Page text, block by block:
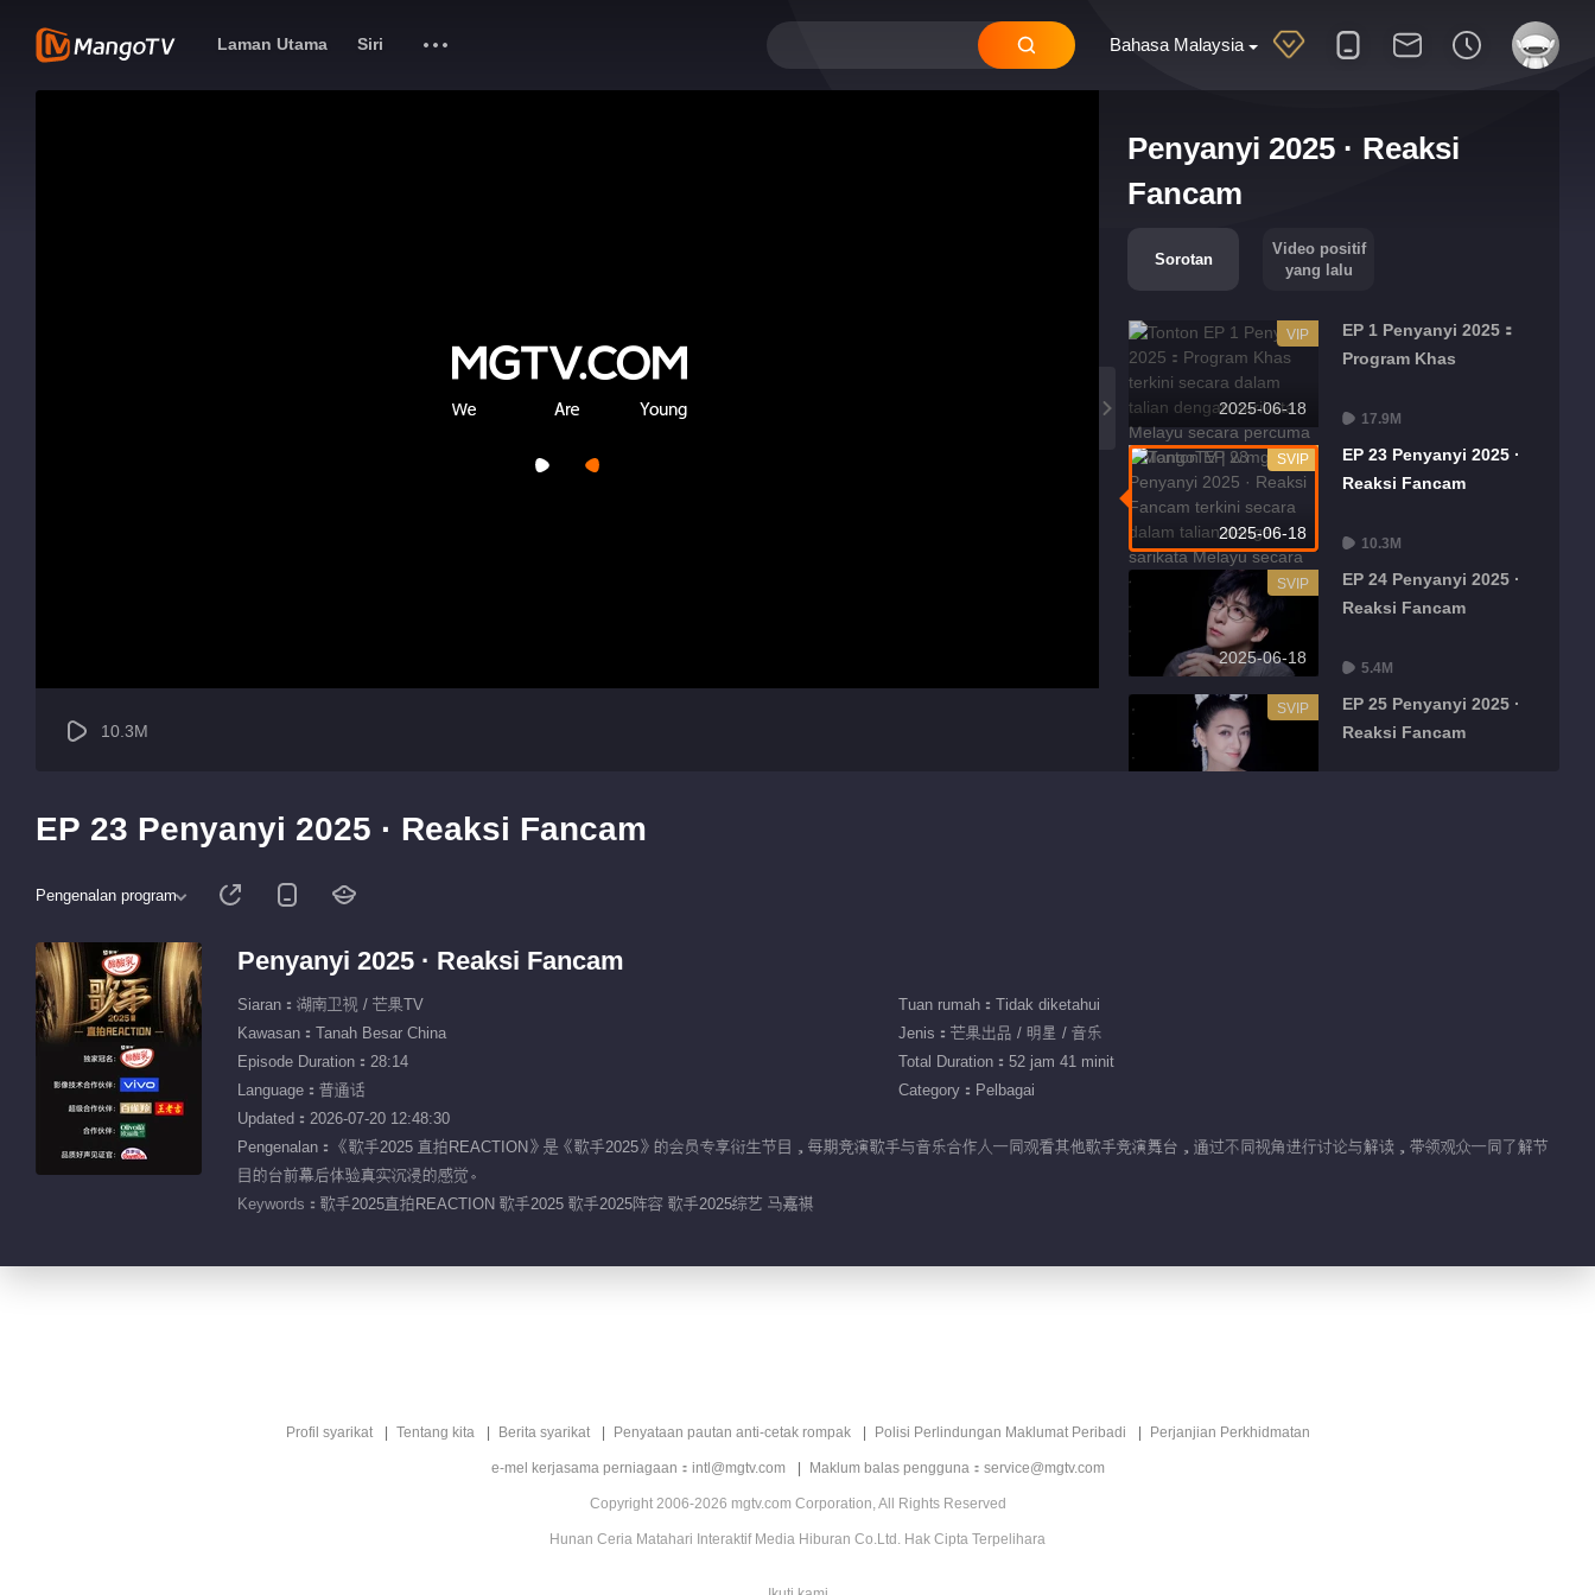
Bahasa Malaysia
Laman Utama Siri
Penyanyi 2025 · Reaksi
Fancam
Sorotan
Video positif
yang lalu
2025-06-18
VIP
EP 1 Penyanyi 2025：
Program Khas
17.9M
2025-06-18
SVIP
EP 23 Penyanyi 2025 ·
Reaksi Fancam
10.3M
2025-06-18
SVIP
EP 24 Penyanyi 2025 ·
Reaksi Fancam
5.4M
SVIP
EP 25 Penyanyi 2025 ·
Reaksi Fancam
10.3M
EP 23 Penyanyi 2025 · Reaksi Fancam
Pengenalan program
Penyanyi 2025 · Reaksi Fancam
Siaran：湖南卫视 / 芒果TV
Tuan rumah：Tidak diketahui
Kawasan：Tanah Besar China
Jenis：芒果出品 / 明星 / 音乐
Episode Duration：28:14
Total Duration：52 jam 41 minit
Language：普通话
Category：Pelbagai
Updated：2026-07-20 12:48:30
Pengenalan：《歌手2025 直拍REACTION》是《歌手2025》的会员专享衍生节目，每期竞演歌手与音乐合作人一同观看其他歌手竞演舞台，通过不同视角进行讨论与解读，带领观众一同了解节
目的台前幕后体验真实沉浸的感觉。
Keywords： 歌手2025直拍REACTION 歌手2025 歌手2025阵容 歌手2025综艺 马嘉祺
Profil syarikat Tentang kita Berita syarikat Penyataan pautan anti-cetak rompak Polisi Perlindungan Maklumat Peribadi Perjanjian Perkhidmatan
e-mel kerjasama perniagaan：intl@mgtv.com Maklum balas pengguna：service@mgtv.com
Copyright 2006-2026 mgtv.com Corporation, All Rights Reserved
Hunan Ceria Matahari Interaktif Media Hiburan Co.Ltd. Hak Cipta Terpelihara